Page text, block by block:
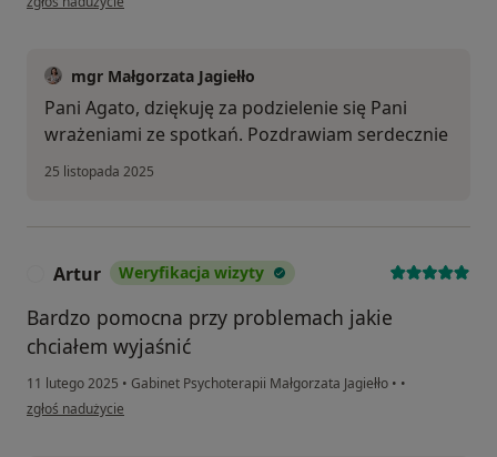
mgr Małgorzata Jagiełło
Pani Agato, dziękuję za podzielenie się Pani
wrażeniami ze spotkań. Pozdrawiam serdecznie
25 listopada 2025
Artur Weryfikacja wizyty
Bardzo pomocna przy problemach jakie
chciałem wyjaśnić
11 lutego 2025 • Gabinet Psychoterapii Małgorzata Jagiełło • •
w opinii użytkownika Artur
zgłoś nadużycie